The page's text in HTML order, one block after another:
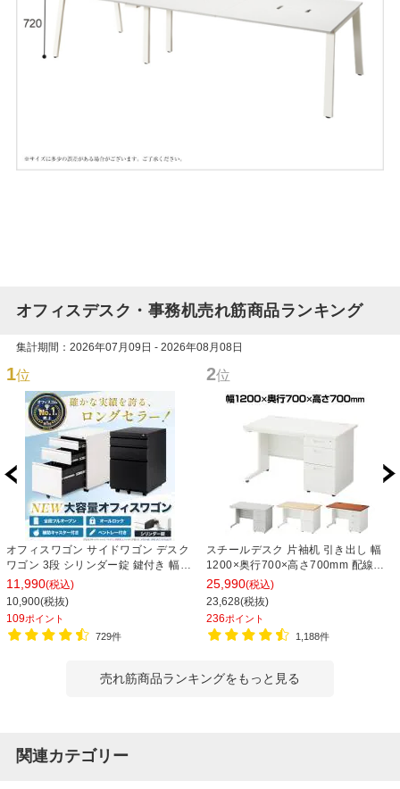
オフィスデスク・事務机売れ筋商品ランキング
集計期間：2026年07月09日 - 2026年08月08日
1位
オフィスワゴン サイドワゴン デスク
ワゴン 3段 シリンダー錠 鍵付き 幅
390×奥行510×高さ600mm【ホワイ
ト・ブラック】
11,990(税込)
10,900(税抜)
109ポイント
729件
2位
スチールデスク 片袖机 引き出し 幅
1200×奥行700×高さ700mm 配線穴
事務机 ビジネスデスク
25,990(税込)
23,628(税抜)
236ポイント
1,188件
売れ筋商品ランキングをもっと見る
関連カテゴリー